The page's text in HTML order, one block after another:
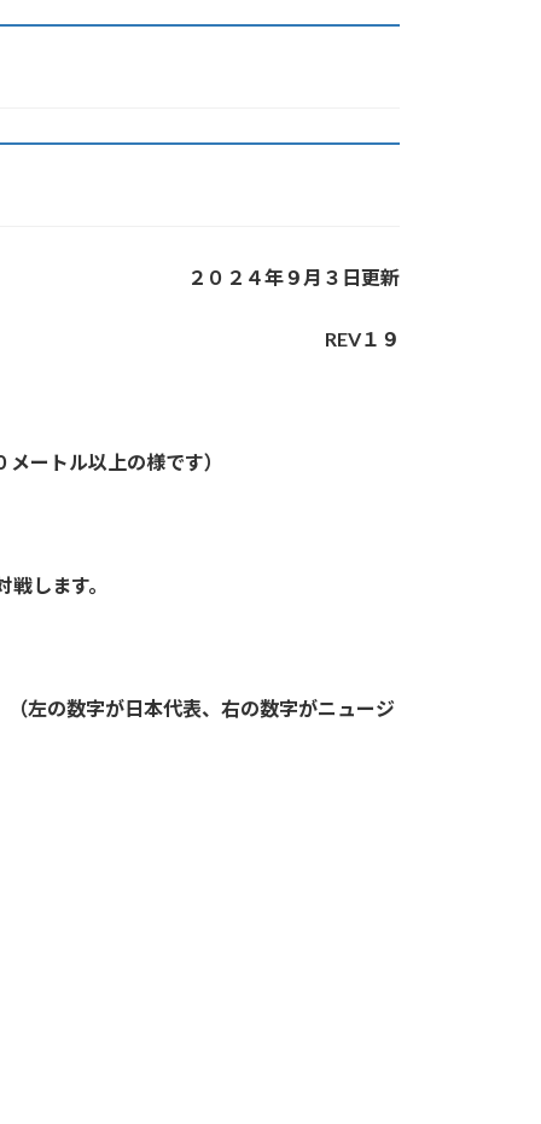
２０２４年９月３日更新
REV１９
ートル以上の様です）
します。
左の数字が日本代表、右の数字がニュージ